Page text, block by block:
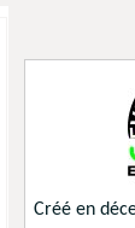
Créé en